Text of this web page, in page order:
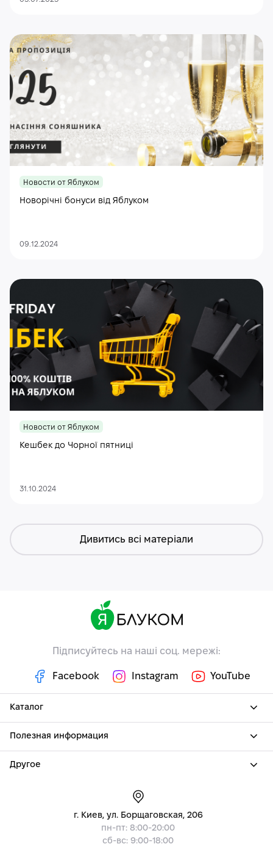
Новости от Яблуком
Новорічні бонуси від Яблуком
09.12.2024
Новости от Яблуком
Кешбек до Чорної пятниці
31.10.2024
Дивитись всі матеріали
Підписуйтесь на наші соц. мережі:
Facebook Instagram YouTube
Каталог
Полезная информация
Другое
г. Киев, ул. Борщаговская, 206
пн-пт: 8:00-20:00
сб-вс: 9:00-18:00